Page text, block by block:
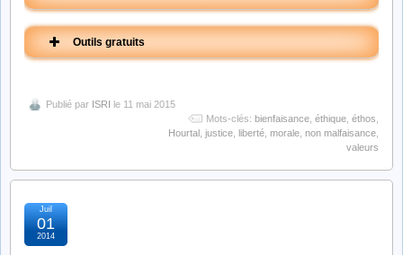
deuxième partie :
Outils gratuits
Publié par ISRI le 11 mai 2015
Mots-clés: bienfaisance éthique éthos
Hourtal justice liberté morale non malfaisance
valeurs
Juil
01
2014